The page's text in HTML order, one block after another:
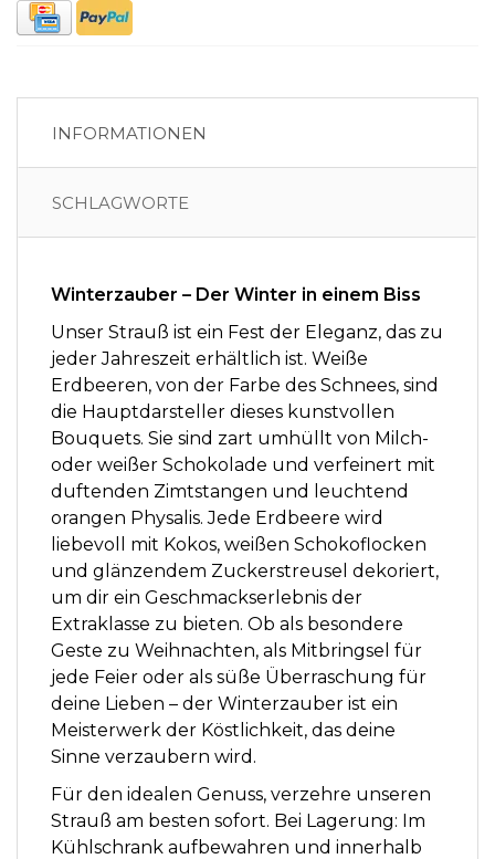
INFORMATIONEN
SCHLAGWORTE
Winterzauber – Der Winter in einem Biss
Unser Strauß ist ein Fest der Eleganz, das zu
jeder Jahreszeit erhältlich ist. Weiße
Erdbeeren, von der Farbe des Schnees, sind
die Hauptdarsteller dieses kunstvollen
Bouquets. Sie sind zart umhüllt von Milch-
oder weißer Schokolade und verfeinert mit
duftenden Zimtstangen und leuchtend
orangen Physalis. Jede Erdbeere wird
liebevoll mit Kokos, weißen Schokoflocken
und glänzendem Zuckerstreusel dekoriert,
um dir ein Geschmackserlebnis der
Extraklasse zu bieten. Ob als besondere
Geste zu Weihnachten, als Mitbringsel für
jede Feier oder als süße Überraschung für
deine Lieben – der Winterzauber ist ein
Meisterwerk der Köstlichkeit, das deine
Sinne verzaubern wird.
Für den idealen Genuss, verzehre unseren
Strauß am besten sofort. Bei Lagerung: Im
Kühlschrank aufbewahren und innerhalb